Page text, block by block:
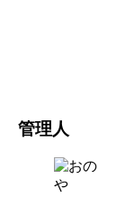
管理人